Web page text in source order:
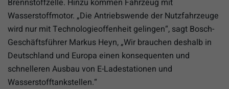
Wasserstoffmotor. „Die Antriebswende der Nutzfahrzeuge
wird nur mit Technologieoffenheit gelingen“, sagt Bosch-
Geschäftsführer Markus Heyn, „Wir brauchen deshalb in
Deutschland und Europa einen konsequenten und
schnelleren Ausbau von E-Ladestationen und
Wasserstofftankstellen.“